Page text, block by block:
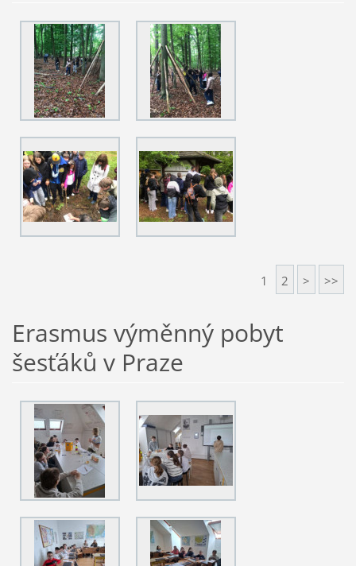
1 2 > >>
Erasmus výměnný pobyt
šesťáků v Praze